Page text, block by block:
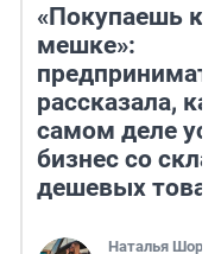
«Покупаешь
мешке»:
рассказала,
самом деле
бизнес со
дешевых
Наталья